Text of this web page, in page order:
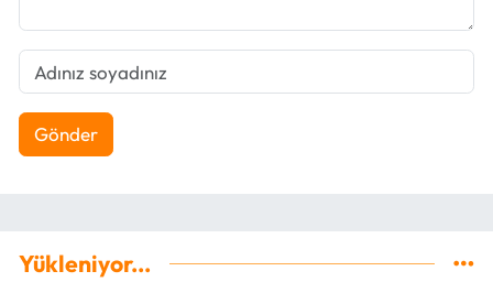
Gönder
Yükleniyor...